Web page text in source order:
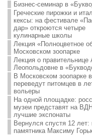
Бизнес-семинар в
Греческие пирожки и
кексы: на фестивале
дар» откроются четыре
кулинарные школы
Лекция «Полноцветное
Московском зоопарке
Лекция о правительнице
Леопольдовне в
В Московском зоопарке
переведут питомцев в
вольеры
На одной площадке:
музеи представят на
лучшие экспонаты
Вернулся спустя 12 лет:
памятника Максиму